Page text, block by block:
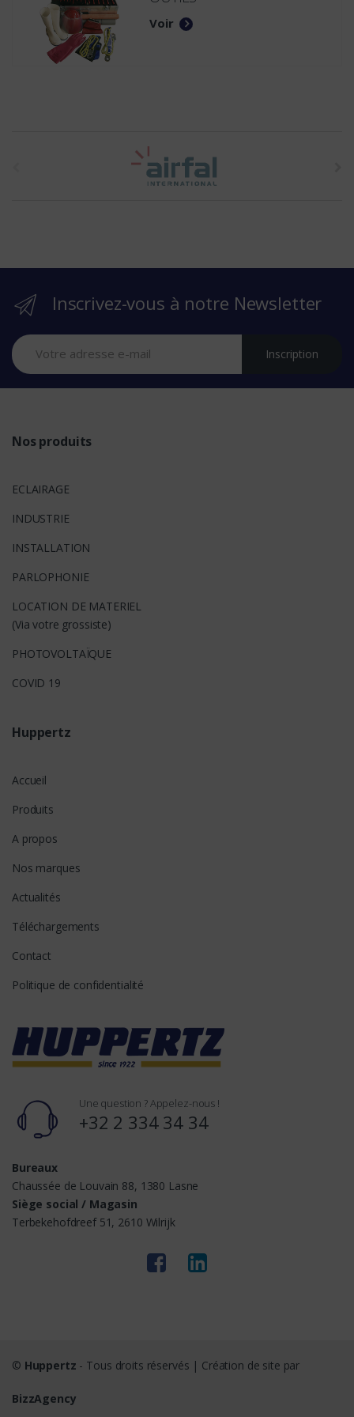
Voir
r
Inscrivez-vous à notre Newsletter
Inscription
Nos produits
ECLAIRAGE
INDUSTRIE
INSTALLATION
PARLOPHONIE
LOCATION DE MATERIEL
(Via votre grossiste)
PHOTOVOLTAÏQUE
COVID 19
Huppertz
Accueil
Produits
A propos
Nos marques
Actualités
Téléchargements
Contact
Politique de confidentialité
Une question ? Appelez-nous !
+32 2 334 34 34
Bureaux
Chaussée de Louvain 88, 1380 Lasne
Siège social / Magasin
Terbekehofdreef 51, 2610 Wilrijk
© Huppertz - Tous droits réservés | Création de site par
BizzAgency